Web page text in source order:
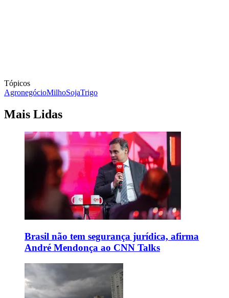
Tópicos
AgronegócioMilhoSojaTrigo
Mais Lidas
Brasil não tem segurança jurídica, afirma
André Mendonça ao CNN Talks